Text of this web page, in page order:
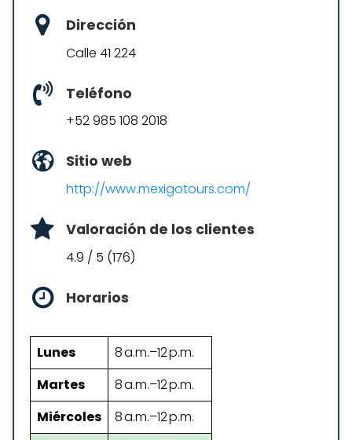
Dirección
Calle 41 224
Teléfono
+52 985 108 2018
Sitio web
http://www.mexigotours.com/
Valoración de los clientes
4.9 / 5 (176)
Horarios
Lunes
8 a.m.–12 p.m.
Martes
8 a.m.–12 p.m.
Miércoles
8 a.m.–12 p.m.